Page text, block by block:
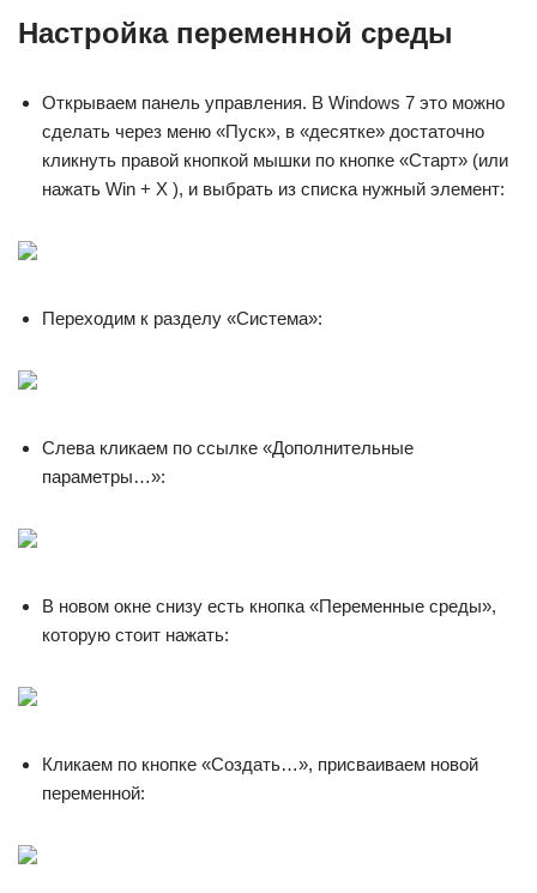
Настройка переменной среды
Открываем панель управления. В Windows 7 это можно
сделать через меню «Пуск», в «десятке» достаточно
кликнуть правой кнопкой мышки по кнопке «Старт» (или
нажать Win + X ), и выбрать из списка нужный элемент:
Переходим к разделу «Система»:
Слева кликаем по ссылке «Дополнительные
параметры…»:
В новом окне снизу есть кнопка «Переменные среды»,
которую стоит нажать:
Кликаем по кнопке «Создать…», присваиваем новой
переменной: